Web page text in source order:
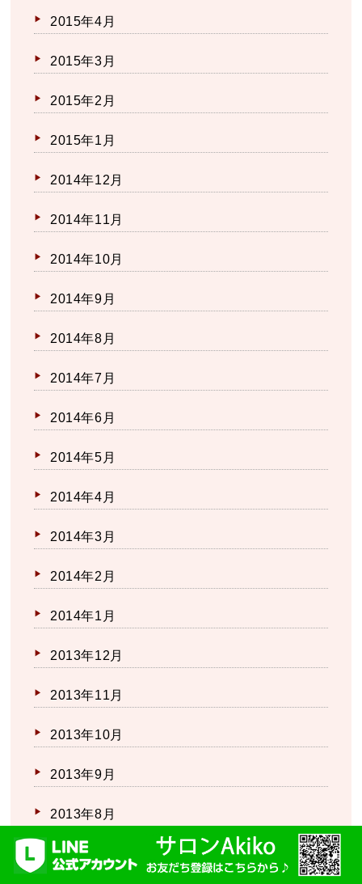
2015年4月
2015年3月
2015年2月
2015年1月
2014年12月
2014年11月
2014年10月
2014年9月
2014年8月
2014年7月
2014年6月
2014年5月
2014年4月
2014年3月
2014年2月
2014年1月
2013年12月
2013年11月
2013年10月
2013年9月
2013年8月
2013年7月